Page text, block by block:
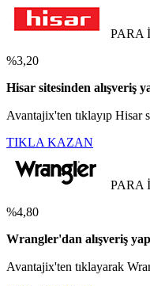
PARA
%3,20
Hisar sitesinden alışveriş
Avantajix'ten tıklayıp Hisar
TIKLA KAZAN
PARA
%4,80
Wrangler'dan alışveriş
Avantajix'ten tıklayarak